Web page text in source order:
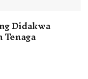
Didakwa